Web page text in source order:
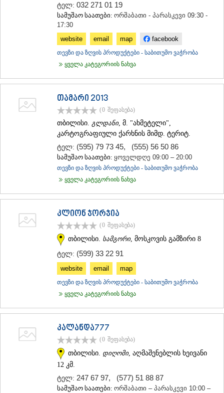
ტელ: 032 271 01 19
სამუშაო საათები: ორშაბათი - პარასკევი 09:30 -
17:30
website
email map facebook
თევზი და ზღვის პროდუქტები - საბითუმო ვაჭრობა
ყველა კატეგორიის ნახვა
თამარი 2013
(0 შეფასება)
თბილისი. გლდანი, მ. "ახმეტელი",
კარტოგრაფიული ქარხნის მიმდ. ტერიტ.
ტელ: (595) 79 73 45, (555) 56 50 86
სამუშაო საათები: ყოველდღე 09:00 – 20:00
თევზი და ზღვის პროდუქტები - საბითუმო ვაჭრობა
ყველა კატეგორიის ნახვა
კლიონ ჯორჯია
(0 შეფასება)
თბილისი. სამგორი, მოსკოვის გამზირი 8
ტელ: (599) 33 22 91
website email map
თევზი და ზღვის პროდუქტები - საბითუმო ვაჭრობა
ყველა კატეგორიის ნახვა
კალანდა777
(0 შეფასება)
თბილისი. დიღომი, აღმაშენებლის ხეივანი
12 კმ.
ტელ: 247 67 97, (577) 51 88 87
სამუშაო საათები: ორშაბათი – პარასკევი 10:00 –